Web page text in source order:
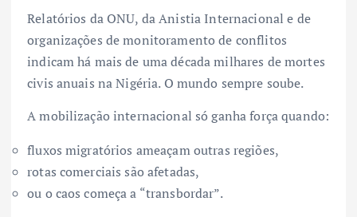
Relatórios da ONU, da Anistia Internacional e de
organizações de monitoramento de conflitos
indicam há mais de uma década milhares de mortes
civis anuais na Nigéria. O mundo sempre soube.
A mobilização internacional só ganha força quando:
fluxos migratórios ameaçam outras regiões,
rotas comerciais são afetadas,
ou o caos começa a “transbordar”.